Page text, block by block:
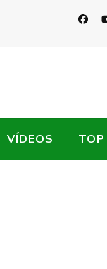
VÍDEOS TOP